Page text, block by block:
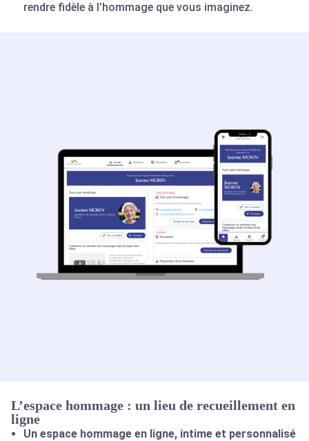
rendre fidèle à l’hommage que vous imaginez.
L’espace hommage : un lieu de recueillement en
ligne
Un espace hommage en ligne, intime et personnalisé